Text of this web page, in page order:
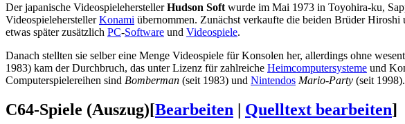
Der japanische VideospieleherstellerHudson Soft wurde im Mai 1973 in Toyohira-ku,
VideospieleherstellerKonami übernommen. Zunächst verkaufte die beiden Brüder
etwas später zusätzlich PC-Software und Videospiele.
Danach stellten sie selber eine Menge Videospiele für Konsolen her, allerdings ohne
1983) kam der Durchbruch, das unter Lizenz für zahlreiche Heimcomputersysteme und
Computerspielereihen sind Bomberman (seit 1983) und Nintendos Mario-Party (seit 1998).
C64-Spiele (Auszug)[Bearbeiten | Quelltext bearbeiten]